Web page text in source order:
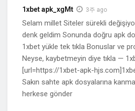
1xbet apk_xgMt 3주 ago
Selam millet Siteler sürekli
denk geldim Sonunda doğru apk
1xbet yükle tek tıkla Bonuslar ve
Neyse, kaybetmeyin diye tıkla —
[url=https://1xbet-apk-
Sakın sahte apk dosyalarına
herkese gönder